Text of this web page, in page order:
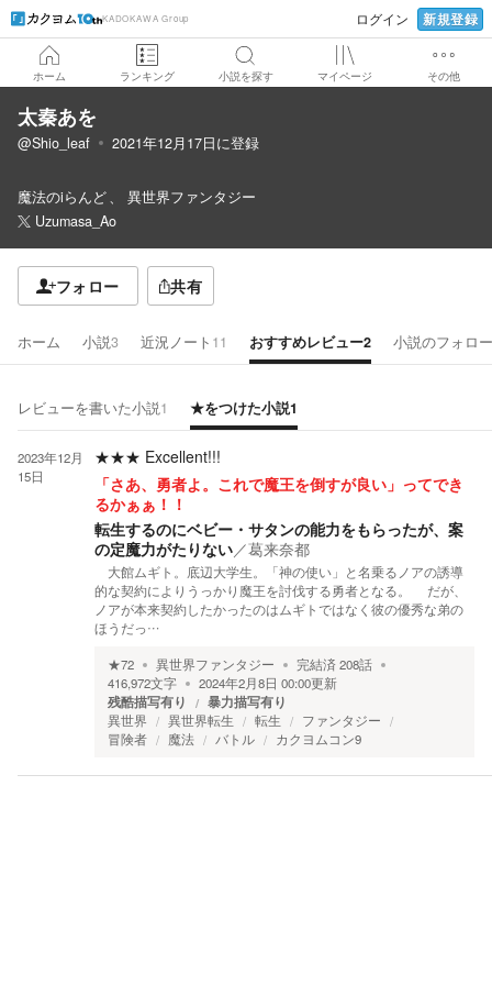
KADOKAWA Group ログイン 新規登録
ホーム ランキング 小説を探す マイページ その他
太秦あを
@Shio_leaf 2021年12月17日に登録
魔法のiらんど
異世界ファンタジー
Uzumasa_Ao
フォロー 共有
ホーム 小説3 近況ノート 11 おすすめレビュー2 小説のフォロー
レビューを書いた小説1 ★をつけた小説1
2023年12月
15日
★★★ Excellent!!!
「さあ、勇者よ。これで魔王を倒すが良い」ってでき
るかぁぁ！！
転生するのにベビー・サタンの能力をもらったが、案
の定魔力がたりない／葛来奈都
大館ムギト。底辺大学生。「神の使い」と名乗るノアの誘導
的な契約によりうっかり魔王を討伐する勇者となる。 だが、
ノアが本来契約したかったのはムギトではなく彼の優秀な弟の
ほうだっ…
★72 異世界ファンタジー 完結済208話
416,972文字 2024年2月8日 00:00更新
残酷描写有り 暴力描写有り
異世界 異世界転生 転生
ファンタジー
冒険者
魔法 バトル カクヨムコン9